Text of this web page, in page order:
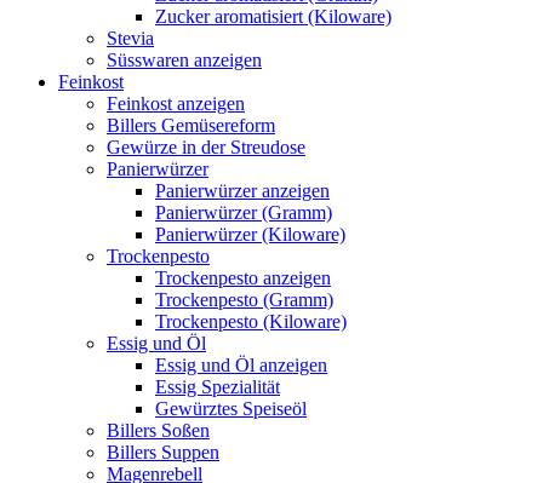
Zucker aromatisiert (Kiloware)
Stevia
Süsswaren anzeigen
Feinkost
Feinkost anzeigen
Billers Gemüsereform
Gewürze in der Streudose
Panierwürzer
Panierwürzer anzeigen
Panierwürzer (Gramm)
Panierwürzer (Kiloware)
Trockenpesto
Trockenpesto anzeigen
Trockenpesto (Gramm)
Trockenpesto (Kiloware)
Essig und Öl
Essig und Öl anzeigen
Essig Spezialität
Gewürztes Speiseöl
Billers Soßen
Billers Suppen
Magenrebell